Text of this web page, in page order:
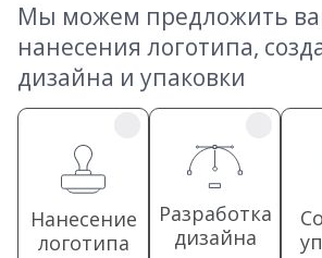
Мы можем предложить
нанесения логотипа,
дизайна и упаковки
Нанесение
логотипа
Разработка
дизайна